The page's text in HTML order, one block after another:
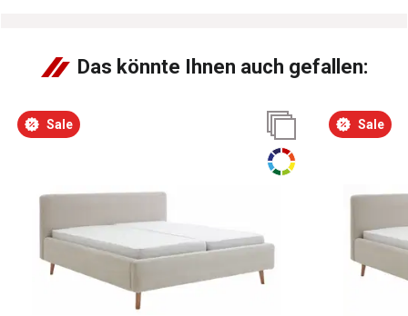
Das könnte Ihnen auch gefallen:
Sale Sale